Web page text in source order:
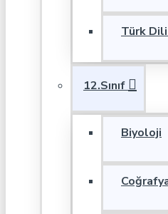
Türk
12.Sınıf
Biyoloji